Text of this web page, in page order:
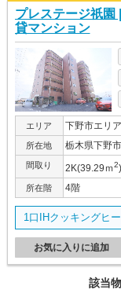
プレステージ祇園
貸マンション
エリア 下野市エリア
所在地 栃木県下野
間取り 2K(39.29ｍ2)
所在階 4階
1口IHクッキングヒ
お気に入りに追加
該当